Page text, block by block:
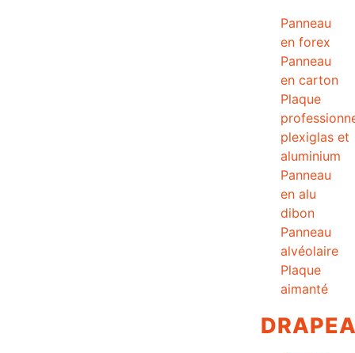
Panneau
en forex
Panneau
en carton
Plaque
plexiglas et
aluminium
Panneau
en alu
dibon
Panneau
alvéolaire
Plaque
aimanté